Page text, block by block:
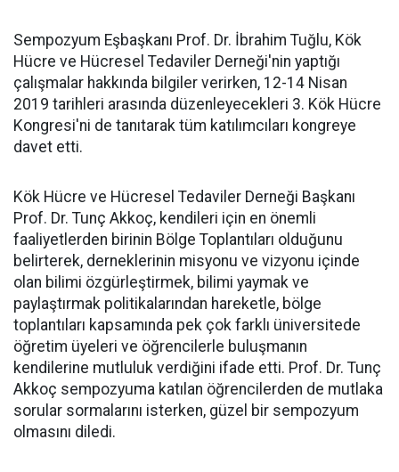
Sempozyum Eşbaşkanı Prof. Dr. İbrahim Tuğlu, Kök
Hücre ve Hücresel Tedaviler Derneği'nin yaptığı
çalışmalar hakkında bilgiler verirken, 12-14 Nisan
2019 tarihleri arasında düzenleyecekleri 3. Kök Hücre
Kongresi'ni de tanıtarak tüm katılımcıları kongreye
davet etti.
Kök Hücre ve Hücresel Tedaviler Derneği Başkanı
Prof. Dr. Tunç Akkoç, kendileri için en önemli
faaliyetlerden birinin Bölge Toplantıları olduğunu
belirterek, derneklerinin misyonu ve vizyonu içinde
olan bilimi özgürleştirmek, bilimi yaymak ve
paylaştırmak politikalarından hareketle, bölge
toplantıları kapsamında pek çok farklı üniversitede
öğretim üyeleri ve öğrencilerle buluşmanın
kendilerine mutluluk verdiğini ifade etti. Prof. Dr. Tunç
Akkoç sempozyuma katılan öğrencilerden de mutlaka
sorular sormalarını isterken, güzel bir sempozyum
olmasını diledi.